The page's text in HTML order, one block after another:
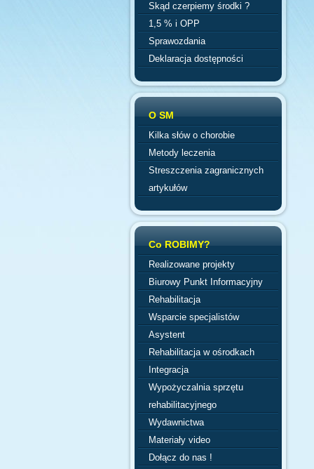
Skąd czerpiemy środki ?
1,5 % i OPP
Sprawozdania
Deklaracja dostępności
O SM
Kilka słów o chorobie
Metody leczenia
Streszczenia zagranicznych
artykułów
Co ROBIMY?
Realizowane projekty
Biurowy Punkt Informacyjny
Rehabilitacja
Wsparcie specjalistów
Asystent
Rehabilitacja w ośrodkach
Integracja
Wypożyczalnia sprzętu
rehabilitacyjnego
Wydawnictwa
Materiały video
Dołącz do nas !